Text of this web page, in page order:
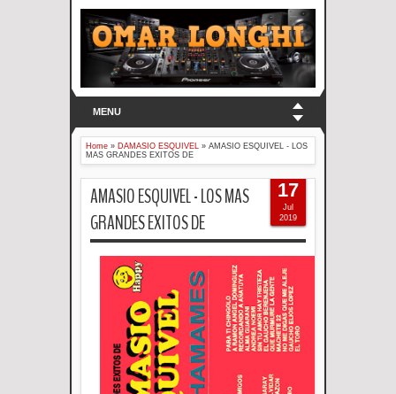
MENU
Home » DAMASIO ESQUIVEL » AMASIO ESQUIVEL - LOS
MAS GRANDES EXITOS DE
AMASIO ESQUIVEL - LOS MAS
GRANDES EXITOS DE
17
Jul
2019